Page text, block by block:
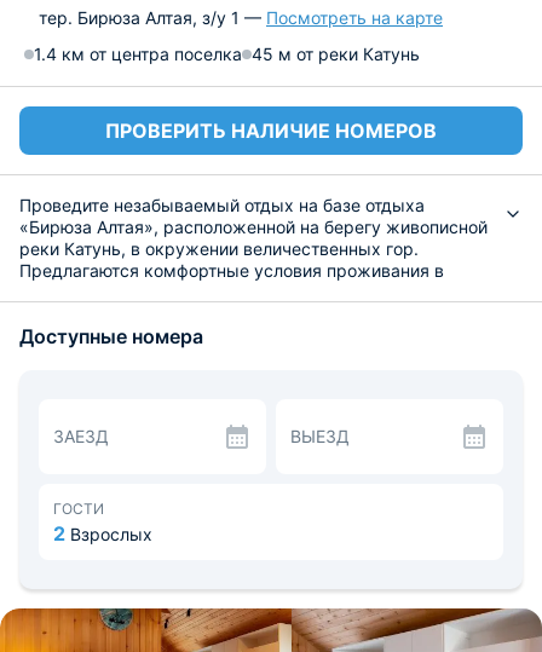
тер. Бирюза Алтая, з/у 1 — Посмотреть на карте
1.4 км от центра поселка 45 м от реки Катунь
ПРОВЕРИТЬ НАЛИЧИЕ НОМЕРОВ
Проведите незабываемый отдых на базе отдыха
«Бирюза Алтая», расположенной на берегу живописной
реки Катунь, в окружении величественных гор.
Предлагаются комфортные условия проживания в
Из оснащения имеется все необходимое:
водонагреватель, фен и набор полотенец. Теплый пол,
сделанный в домах, позволит с комфортом пребывать в
удобства оборудована мангальная зона, для нее
предоставляются все принадлежности.
настольные игры. Расстояние до аэропорта Горно-
Алтайска — 13,2 км, до железнодорожного вокзала
Бийска — 84,3 км.
Доступные номера
ЗАЕЗД ВЫЕЗД
ГОСТИ
2 Взрослых